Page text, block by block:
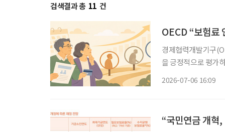
검색결과 총 11 건
OECD “보험료
경제협력개발기구
을 긍정적으로 평가
2026-07-06 16:09
“국민연금 개혁